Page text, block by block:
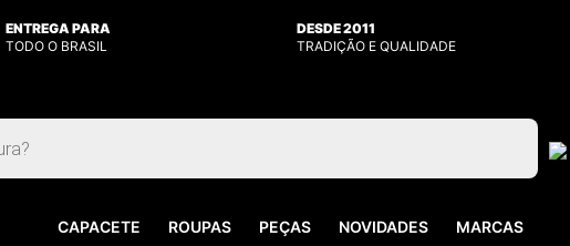
ENTREGA PARA
TODO O BRASIL
DESDE 2011
TRADIÇÃO E QUALIDADE
CAPACETE ROUPAS PEÇAS NOVIDADES MARCAS